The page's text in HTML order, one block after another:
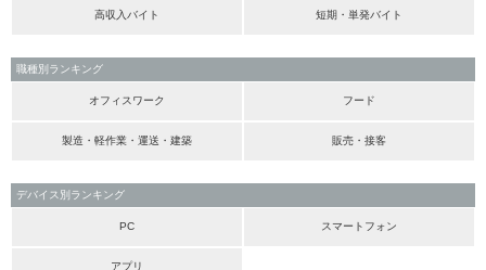
高収入バイト 短期・単発バイト
職種別ランキング
オフィスワーク フード
製造・軽作業・運送・建築 販売・接客
デバイス別ランキング
PC スマートフォン
アプリ